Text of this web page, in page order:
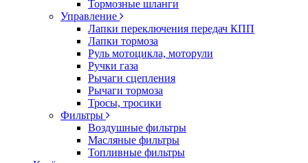
Тормозные шланги
Управление
Лапки переключения передач КПП
Лапки тормоза
Руль мотоцикла, моторули
Ручки газа
Рычаги сцепления
Рычаги тормоза
Тросы, тросики
Фильтры
Воздушные фильтры
Масляные фильтры
Топливные фильтры